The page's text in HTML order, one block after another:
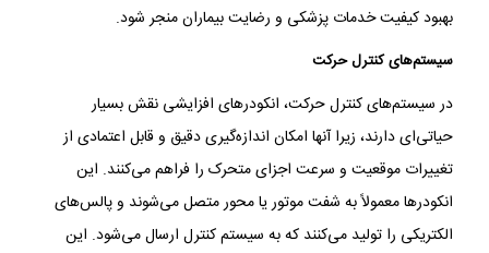
بهبود کیفیت خدمات پزشکی و رضایت بیماران منجر شود.
سیستم‌های کنترل حرکت
در سیستم‌های کنترل حرکت، انکودرهای افزایشی نقش بسیار
حیاتی‌ای دارند، زیرا آنها امکان اندازه‌گیری دقیق و قابل اعتمادی از
تغییرات موقعیت و سرعت اجزای متحرک را فراهم می‌کنند. این
انکودرها معمولاً به شفت موتور یا محور متصل می‌شوند و پالس‌های
الکتریکی را تولید می‌کنند که به سیستم کنترل ارسال می‌شود. این